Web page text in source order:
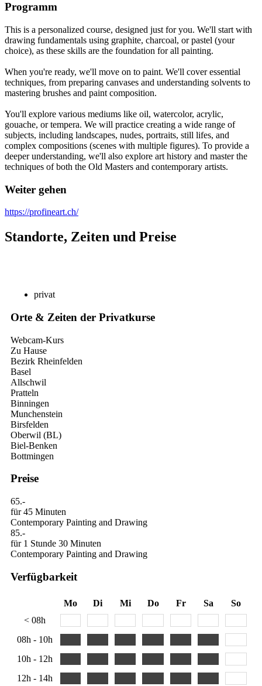
Programm
This is a personalized course, designed just for you. We'll start with
drawing fundamentals using graphite, charcoal, or pastel (your
choice), as these skills are the foundation for all painting.
When you're ready, we'll move on to paint. We'll cover essential
techniques, from preparing canvases and understanding solvents to
mastering brushes and paint composition.
You'll explore various mediums like oil, watercolor, acrylic,
gouache, or tempera. We will practice creating a wide range of
subjects, including landscapes, nudes, portraits, still lifes, and
complex compositions (scenes with multiple figures). To provide a
deeper understanding, we'll also explore art history and master the
techniques of both the Old Masters and contemporary artists.
Weiter gehen
https://profineart.ch/
Standorte, Zeiten und Preise
privat
Orte & Zeiten der Privatkurse
Webcam-Kurs
Zu Hause
Bezirk Rheinfelden
Basel
Allschwil
Pratteln
Binningen
Munchenstein
Birsfelden
Oberwil (BL)
Biel-Benken
Bottmingen
Preise
65.-
für 45 Minuten
Contemporary Painting and Drawing
85.-
für 1 Stunde 30 Minuten
Contemporary Painting and Drawing
Verfügbarkeit
Mo Di Mi Do Fr Sa
So
< 08h
08h - 10h
10h - 12h
12h - 14h